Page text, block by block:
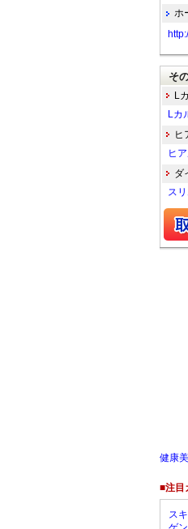
ホ
そ
L
Lカ
ヒ
ヒ
ダ
ス
健康
■注目
ス